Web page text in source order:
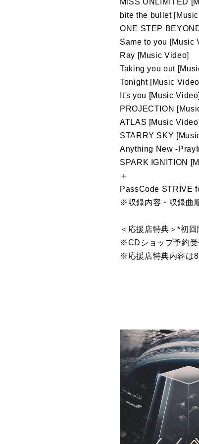
bite the bullet
ONE STEP
Same to you [Music
Ray [Music Video]
Taking you out
Tonight [Music
It's you [Music Video]
PROJECTION
ATLAS [Music Video]
STARRY SKY
Anything New -
SPARK IGNITION
＋
PassCode STRIVE
※収録内容・収録曲
＜応援店特典＞*初
※CDショップ予約受
※応援店特典内容は